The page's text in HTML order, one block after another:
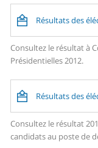
Résultats des
Consultez le résultat à
Présidentielles 2012.
Résultats des
Consultez le résultat
candidats au poste de